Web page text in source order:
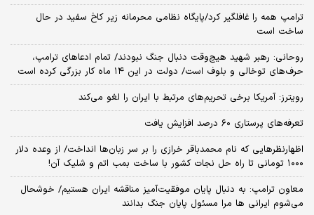
ترامپ همه را غافلگیر کرد/پایگاه نظامی محرمانه زیر کاخ سفید در حال
ساخت است
روحانی: رهبر شهید هیچ‌وقت دنبال جنگ نبودند/ تمام ادعاهای ترامپ،
حرف‌های توخالی و بلوف است/ دولت در این ۱۴ ماه کار بزرگی کرده است
رویترز: آمریکا برخی تحریم‌های مرتبط با ایران را لغو می‌کند
تعرفه‌های پرستاری ۶۰ درصد افزایش یافت
اظهارنظرهایی که نام محمدباقر خرازی را بر سر زبان‌ها انداخت/ از وعده دلار
۱۰۰۰ تومانی تا راه حل نجات کشور با ساخت بمب اتم و شلیک آن!
معاون ترامپ: به دنبال پایان موفقیت‌آمیز مناقشه ایران هستیم/ خوشحال
می‌شوم ایرانی ها مرا مسئول پایان جنگ بدانند